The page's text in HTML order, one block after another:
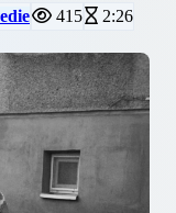
415 2:26